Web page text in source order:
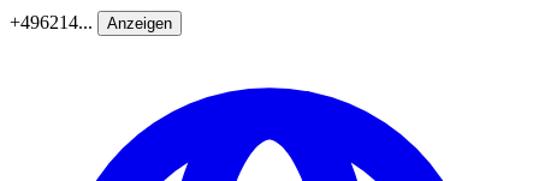
+496214... Anzeigen